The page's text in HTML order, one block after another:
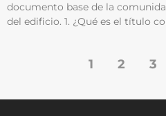
documento base de la
del edificio. 1. ¿Qué es el título
1 2 3